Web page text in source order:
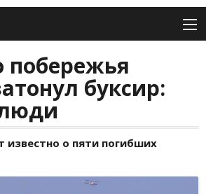
буксир:
о пяти погибших